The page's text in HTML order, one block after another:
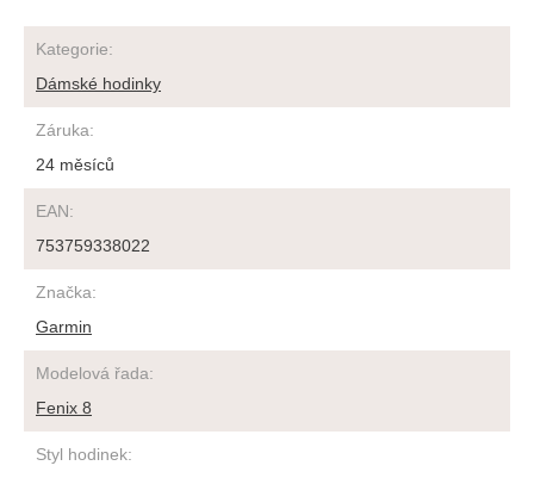
Kategorie:
Dámské hodinky
Záruka:
24 měsíců
EAN:
753759338022
Značka:
Garmin
Modelová řada:
Fenix 8
Styl hodinek: